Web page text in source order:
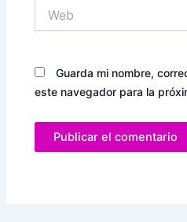
Guarda mi nombre,
este navegador para la